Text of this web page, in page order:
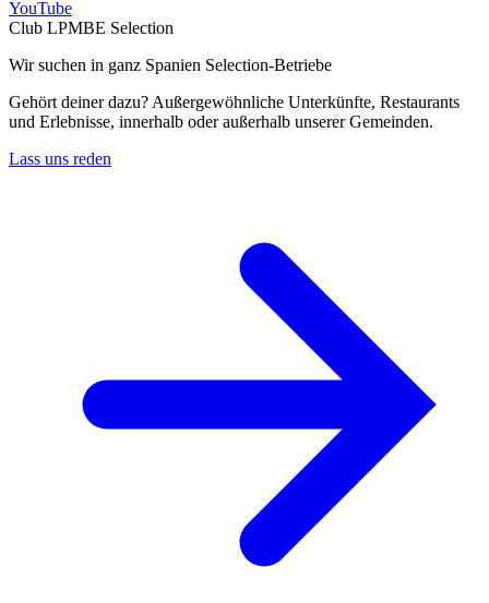
YouTube
Club LPMBE Selection
Wir suchen in ganz Spanien Selection-Betriebe
Gehört deiner dazu? Außergewöhnliche Unterkünfte, Restaurants
und Erlebnisse, innerhalb oder außerhalb unserer Gemeinden.
Lass uns reden